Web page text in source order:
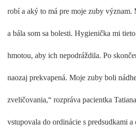
robí a aký to má pre moje zuby
a bála som sa bolesti. Hygienička mi
hmotou, aby ich nepodráždila. Po
naozaj prekvapená. Moje zuby boli
zveličovania,“ rozpráva pacientka
vstupovala do ordinácie s predsudkami a